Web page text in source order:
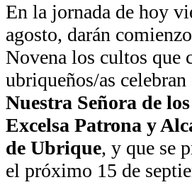
En la jornada de hoy
agosto, darán
Novena los cultos que
ubriqueños/as
Nuestra Señora de
Excelsa Patrona y
de Ubrique, y que se
el próximo 15 de